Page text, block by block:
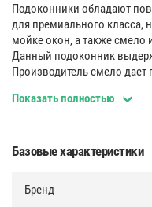
Подоконники обладают
для премиального класса,
мойке окон, а также смело
Данный подоконник
Производитель смело дает
Поверхность:
за счет ее шлифования,
позволяя получить
стадию обработки.
Показать полностью
Базовые характеристики
Бренд